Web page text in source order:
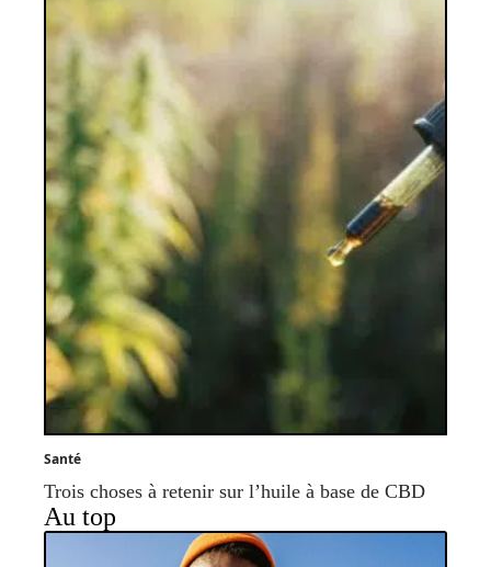
Santé
Trois choses à retenir sur l’huile à base de CBD
Au top